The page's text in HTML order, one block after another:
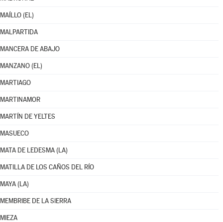
MAÍLLO (EL)
MALPARTIDA
MANCERA DE ABAJO
MANZANO (EL)
MARTIAGO
MARTINAMOR
MARTÍN DE YELTES
MASUECO
MATA DE LEDESMA (LA)
MATILLA DE LOS CAÑOS DEL RÍO
MAYA (LA)
MEMBRIBE DE LA SIERRA
MIEZA